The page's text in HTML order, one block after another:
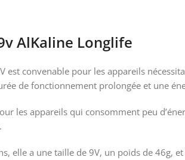
AlKaline Longlife
est convenable pour les appareils
de fonctionnement prolongée et une
les appareils qui consomment peu
elle a une taille de 9V, un poids de 46g,